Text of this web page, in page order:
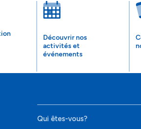
Découvrir nos
activités et
événements
Qui êtes-vous?